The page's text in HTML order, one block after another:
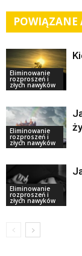
POWIĄZANE
Eliminowanie
rozproszeń i
złych nawyków
Eliminowanie
rozproszeń i
złych nawyków
Eliminowanie
rozproszeń i
złych nawyków